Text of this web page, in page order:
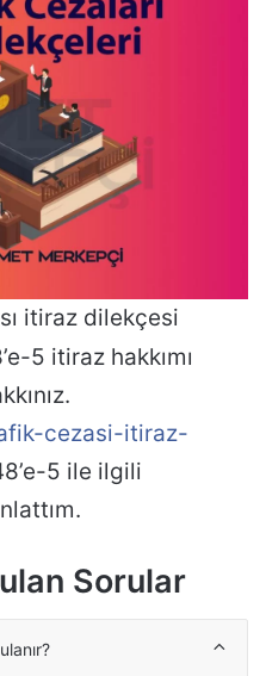
itiraz dilekçesi
5 itiraz hakkımı
cezasi-itiraz-
5 ile ilgili
Sorular